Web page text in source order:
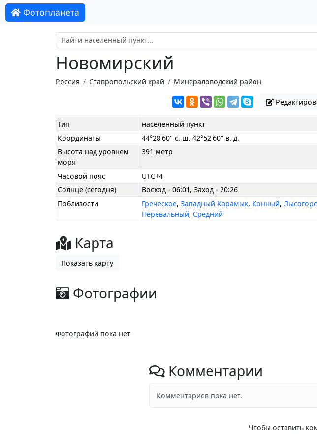
Фотопланета
Новомирский
Россия Ставропольский край Минераловодский район
Тип
населенный пункт
Координаты
44°28'60'' с. ш. 42°52'60'' в. д.
Высота над уровнем
моря
391 метр
Часовой пояс
UTC+4
Солнце (сегодня)
Восход - 06:01, Заход - 20:26
Поблизости
Греческое,Западный Карамык, Конный,
Перевальный, Средний
Карта
Показать карту
Фотографии
Фотографий пока нет
Комментарии
Комментариев пока нет.
Чтобы оставить